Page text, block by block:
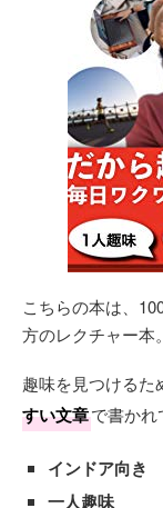
こちらの本は、
方のレクチャー本。
趣味を見つけるた
すい文章で書かれ
インドア向き
一人趣味